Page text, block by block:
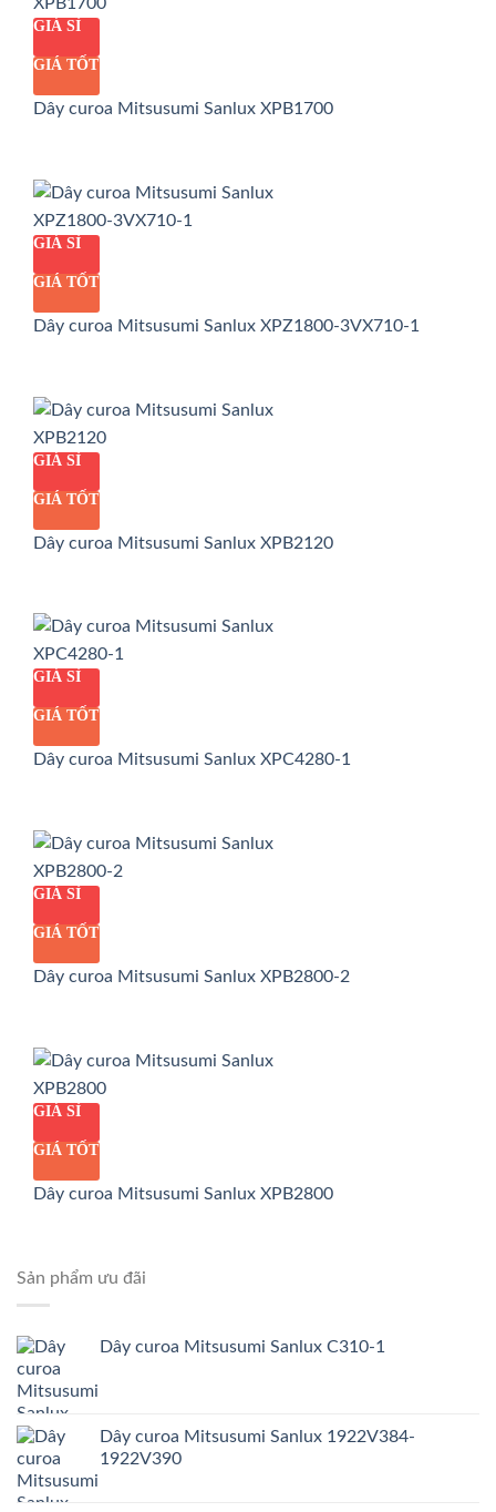
GIÁ SỈ
GIÁ TỐT
Dây curoa Mitsusumi Sanlux XPB1700
GIÁ SỈ
GIÁ TỐT
Dây curoa Mitsusumi Sanlux XPZ1800-3VX710-1
GIÁ SỈ
GIÁ TỐT
Dây curoa Mitsusumi Sanlux XPB2120
GIÁ SỈ
GIÁ TỐT
Dây curoa Mitsusumi Sanlux XPC4280-1
GIÁ SỈ
GIÁ TỐT
Dây curoa Mitsusumi Sanlux XPB2800-2
GIÁ SỈ
GIÁ TỐT
Dây curoa Mitsusumi Sanlux XPB2800
Sản phẩm ưu đãi
Dây curoa Mitsusumi Sanlux C310-1
Dây curoa Mitsusumi Sanlux 1922V384-
1922V390